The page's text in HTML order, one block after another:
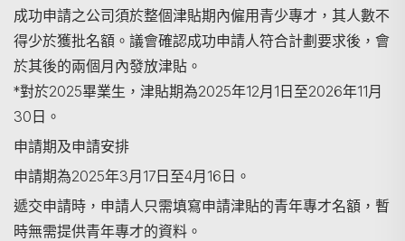
成功申請之公司須於整個津貼期內僱用青少專才，其人數不
得少於獲批名額。議會確認成功申請人符合計劃要求後，會
於其後的兩個月內發放津貼。
*對於2025畢業生，津貼期為2025年12月1日至2026年11月
30日。
申請期及申請安排
申請期為2025年3月17日至4月16日。
遞交申請時，申請人只需填寫申請津貼的青年專才名額，暫
時無需提供青年專才的資料。